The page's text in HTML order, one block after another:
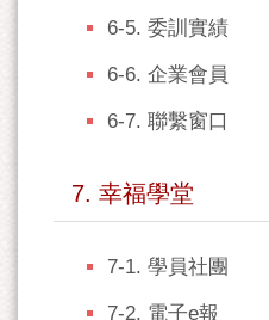
6-5. 委訓實績
6-6. 企業會員
6-7. 聯繫窗口
7. 幸福學堂
7-1. 學員社團
7-2. 電子e報